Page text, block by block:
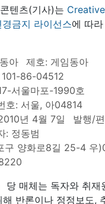
텐츠(기사)는
금지 라이선스에 따
아
제호: 게임동아
86-04512
서울마포-1990호
호: 서울, 아04814
년 4월 7일
발행/
: 정동범
구 양화로8길 25-4 우
당 매체는 독자와 취
반론이나 정정보도,